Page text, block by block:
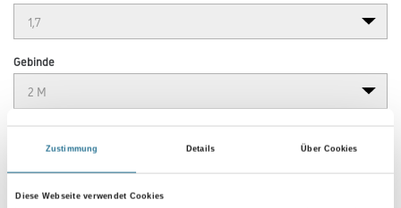
Zustimmung Details Über Cookies
Diese Webseite verwendet Cookies
Gebinde
Umrechnungsfaktoren